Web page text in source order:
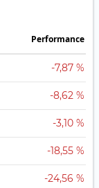
Performance
-7,87 %
-8,62 %
-3,10 %
-18,55 %
-24,56 %